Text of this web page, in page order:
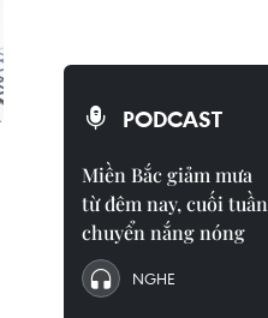
PODCAST
Miền Bắc giảm mưa
từ đêm nay, cuối tuần
chuyển nắng nóng
NGHE